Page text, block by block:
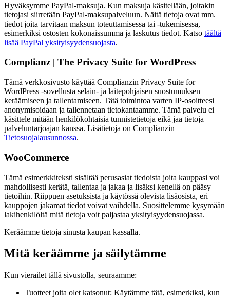
Hyväksymme PayPal-maksuja. Kun maksuja käsitellään, joitakin
tietojasi siirretään PayPal-maksupalveluun. Näitä tietoja ovat mm.
tiedot joita tarvitaan maksun toteuttamisessa tai -tukemisessa,
esimerkiksi ostosten kokonaissumma ja laskutus tiedot. Katso täältä
lisää PayPal yksityisyydensuojasta.
Complianz | The Privacy Suite for WordPress
Tämä verkkosivusto käyttää Complianzin Privacy Suite for
WordPress -sovellusta selain- ja laitepohjaisen suostumuksen
keräämiseen ja tallentamiseen. Tätä toimintoa varten IP-osoitteesi
anonymisoidaan ja tallennetaan tietokantaamme. Tämä palvelu ei
käsittele mitään henkilökohtaisia tunnistetietoja eikä jaa tietoja
palveluntarjoajan kanssa. Lisätietoja on Complianzin
Tietosuojalausunnossa.
WooCommerce
Tämä esimerkkiteksti sisältää perusasiat tiedoista joita kauppasi voi
mahdollisesti kerätä, tallentaa ja jakaa ja lisäksi kenellä on pääsy
tietoihin. Riippuen asetuksista ja käytössä olevista lisäosista, eri
kauppojen jakamat tiedot voivat vaihdella. Suosittelemme kysymään
lakihenkilöltä mitä tietoja voit paljastaa yksityisyydensuojassa.
Keräämme tietoja sinusta kaupan kassalla.
Mitä keräämme ja säilytämme
Kun vierailet tällä sivustolla, seuraamme:
Tuotteet joita olet katsonut: Käytämme tätä, esimerkiksi, kun